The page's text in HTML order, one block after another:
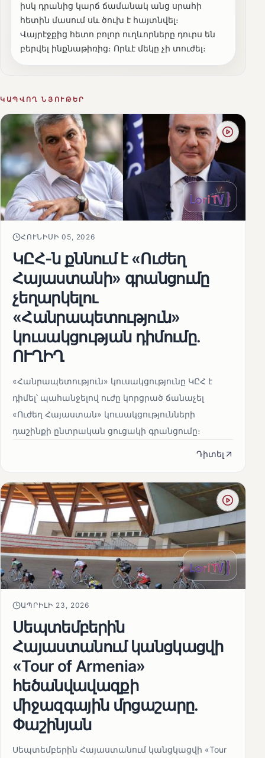
իսկ դրանից կարճ ճամանակ անց սրահի
հետին մասում սև ծուխ է հայտնվել։
Վայրէջքից հետո բոլոր ուղևորները դուրս են
բերվել ինքնաթիռից։ Որևէ մեկը չի տուժել։
ԿԱՊՎՈՂ ՆՅՈՒԹԵՐ
ՀՈՒՆԻՍԻ 05, 2026
ԿԸՀ-ն քննում է «Ուժեղ
Հայաստանի» գրանցումը
չեղարկելու
«Հանրապետություն»
կուսակցության դիմումը.
ՈՒՂԻՂ
«Հանրապետություն» կուսակցությունը ԿԸՀ է
դիմել՝ պահանջելով ուժը կորցրած ճանաչել
«Ուժեղ Հայաստան» կուսակցությունների
դաշինքի ընտրական ցուցակի գրանցումը։
Դիտել
ԱՊՐԻԼԻ 23, 2026
Սեպտեմբերին
Հայաստանում կանցկացվի
«Tour of Armenia»
հեծանվավազքի
միջազգային մրցաշարը.
Փաշինյան
Սեպտեմբերին Հայաստանում կանցկացվի «Tour